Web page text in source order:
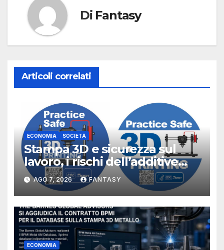
Di Fantasy
Articoli correlati
ECONOMIA SOCIETÀ
Stampa 3D e sicurezza sul
lavoro, i rischi dell’additive
manufacturing secondo
NIOSH
AGO 7, 2026 FANTASY
ECONOMIA